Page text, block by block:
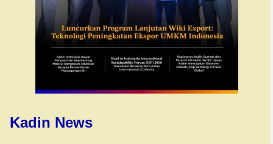
Kadin News